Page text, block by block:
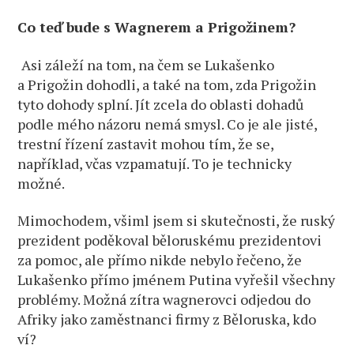
Co teď bude s Wagnerem a Prigožinem?
Asi záleží na tom, na čem se Lukašenko
a Prigožin dohodli, a také na tom, zda Prigožin
tyto dohody splní. Jít zcela do oblasti dohadů
podle mého názoru nemá smysl. Co je ale jisté,
trestní řízení zastavit mohou tím, že se,
například, včas vzpamatují. To je technicky
možné.
Mimochodem, všiml jsem si skutečnosti, že ruský
prezident poděkoval běloruskému prezidentovi
za pomoc, ale přímo nikde nebylo řečeno, že
Lukašenko přímo jménem Putina vyřešil všechny
problémy. Možná zítra wagnerovci odjedou do
Afriky jako zaměstnanci firmy z Běloruska, kdo
ví?